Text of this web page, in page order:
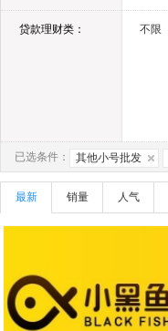
贷款理财类： 不限
已选条件： 其他小号批发
最新 销量 人气